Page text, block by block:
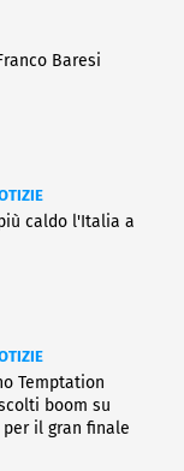
Baresi
caldo l'Italia a
Temptation
boom su
per il gran finale